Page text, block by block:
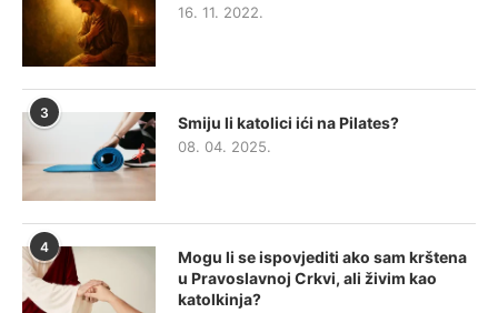
16. 11. 2022.
3
Smiju li katolici ići na Pilates?
08. 04. 2025.
4
Mogu li se ispovjediti ako sam krštena
u Pravoslavnoj Crkvi, ali živim kao
katolkinja?